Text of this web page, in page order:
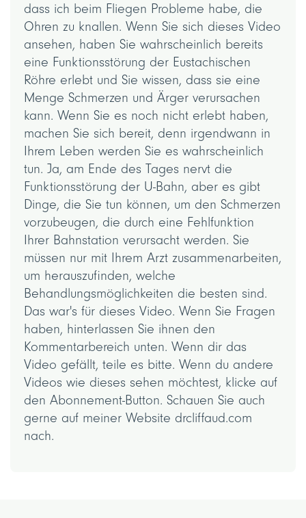
dass ich beim Fliegen Probleme habe, die
Ohren zu knallen. Wenn Sie sich dieses Video
ansehen, haben Sie wahrscheinlich bereits
eine Funktionsstörung der Eustachischen
Röhre erlebt und Sie wissen, dass sie eine
Menge Schmerzen und Ärger verursachen
kann. Wenn Sie es noch nicht erlebt haben,
machen Sie sich bereit, denn irgendwann in
Ihrem Leben werden Sie es wahrscheinlich
tun. Ja, am Ende des Tages nervt die
Funktionsstörung der U-Bahn, aber es gibt
Dinge, die Sie tun können, um den Schmerzen
vorzubeugen, die durch eine Fehlfunktion
Ihrer Bahnstation verursacht werden. Sie
müssen nur mit Ihrem Arzt zusammenarbeiten,
um herauszufinden, welche
Behandlungsmöglichkeiten die besten sind.
Das war's für dieses Video. Wenn Sie Fragen
haben, hinterlassen Sie ihnen den
Kommentarbereich unten. Wenn dir das
Video gefällt, teile es bitte. Wenn du andere
Videos wie dieses sehen möchtest, klicke auf
den Abonnement-Button. Schauen Sie auch
gerne auf meiner Website drcliffaud.com
nach.